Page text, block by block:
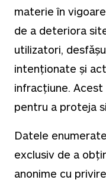
materie în
de a deteriora
utilizatori,
intenționate și
infracțiune.
pentru a proteja
Datele
exclusiv de a
anonime cu